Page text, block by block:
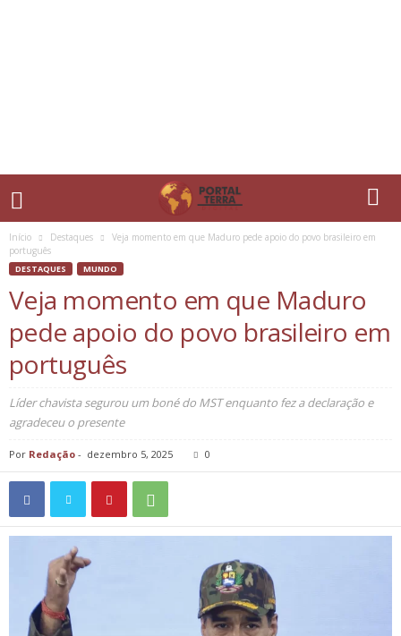
Início Destaques
Veja momento em que Maduro pede apoio do povo brasileiro em
português
DESTAQUES MUNDO
Veja momento em que Maduro
pede apoio do povo brasileiro em
português
Líder chavista segurou um boné do MST enquanto fez a declaração e
agradeceu o presente
Por Redação - dezembro 5, 2025 0